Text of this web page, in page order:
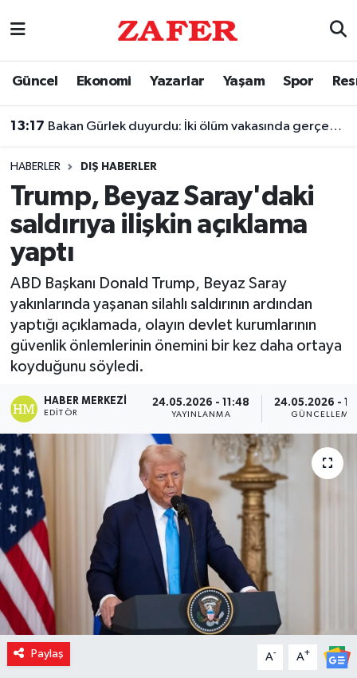
Güncel Ekonomi Yazarlar Yaşam Spor
13:17 Bakan Gürlek duyurdu: İki ölüm vakasında gerçek ortaya çıkarıldı
HABERLER DIŞ HABERLER
Trump, Beyaz Saray'daki
saldırıya ilişkin açıklama
yaptı
ABD Başkanı Donald Trump, Beyaz Saray
yakınlarında yaşanan silahlı saldırının ardından
yaptığı açıklamada, olayın devlet kurumlarının
güvenlik önlemlerinin önemini bir kez daha ortaya
koyduğunu söyledi.
HABER MERKEZI
EDITÖR
24.05.2026 - 11:48
YAYINLANMA
24.05.2026 -
GÜNCELLEME
Paylaş A- A+
Nöbetçi Eczaneler
Trafik Durumu
Süper Lig Puan Durumu ve Fikstür
Tüm Manşetler
Son Dakika Haberleri
Haber Arşivi